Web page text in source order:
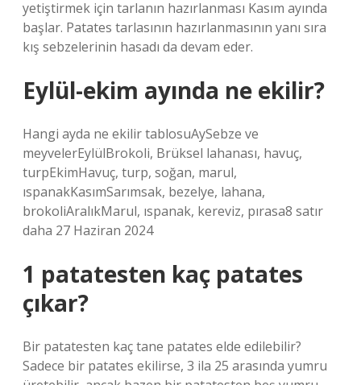
yetiştirmek için tarlanın hazırlanması Kasım ayında
başlar. Patates tarlasının hazırlanmasının yanı sıra
kış sebzelerinin hasadı da devam eder.
Eylül-ekim ayında ne ekilir?
Hangi ayda ne ekilir tablosuAySebze ve
meyvelerEylülBrokoli, Brüksel lahanası, havuç,
turpEkimHavuç, turp, soğan, marul,
ıspanakKasımSarımsak, bezelye, lahana,
brokoliAralıkMarul, ıspanak, kereviz, pırasa8 satır
daha 27 Haziran 2024
1 patatesten kaç patates
çıkar?
Bir patatesten kaç tane patates elde edilebilir?
Sadece bir patates ekilirse, 3 ila 25 arasında yumru